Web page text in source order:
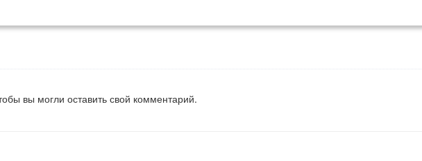
вы могли оставить свой комментарий.